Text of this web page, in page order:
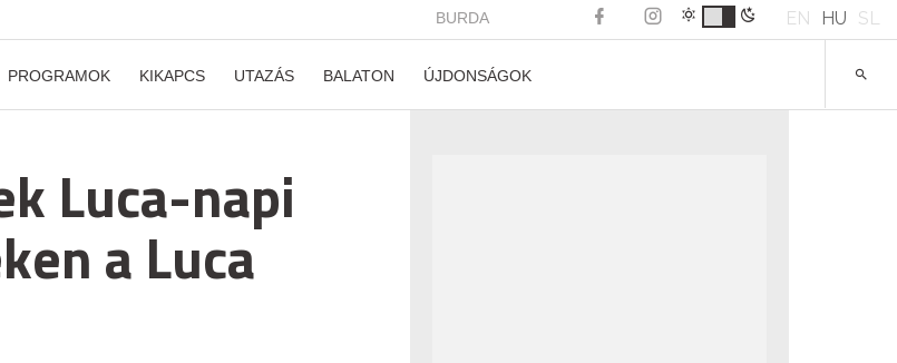
BURDA EN HU SL
PROGRAMOK KIKAPCS UTAZÁS BALATON ÚJDONSÁGOK
Luca-napi
a Luca